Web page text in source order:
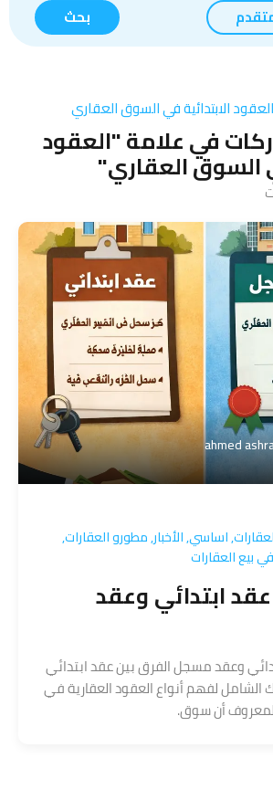
بحث
العقود الابتدائية في السوق العقاري
في علامة "العقود
السوق العقاري"
ahmed
,اساسي,الأخبار,مطورو العقارات,
بيع العقارات
ابتدائي وعقد
وعقد مسجل الفرق بين عقد ابتدائي
لفهم أنواع العقود العقارية في
أن سوق.